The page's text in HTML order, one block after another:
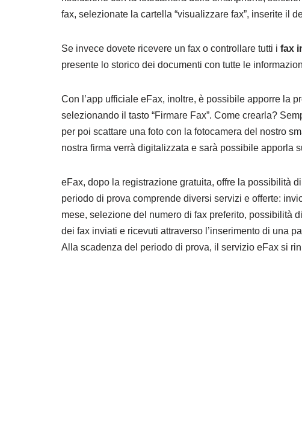
fax, selezionate la cartella “visualizzare fax”, inserite il
Se invece dovete ricevere un fax o controllare tutti i fax
presente lo storico dei documenti con tutte le
Con l’app ufficiale eFax, inoltre, è possibile apporre la
selezionando il tasto “Firmare Fax”. Come crearla?
per poi scattare una foto con la fotocamera del nostro
nostra firma verrà digitalizzata e sarà possibile apporla
eFax, dopo la registrazione gratuita, offre la possibilità
periodo di prova comprende diversi servizi e offerte:
mese, selezione del numero di fax preferito, possibilità
dei fax inviati e ricevuti attraverso l’inserimento di una
Alla scadenza del periodo di prova, il servizio eFax si